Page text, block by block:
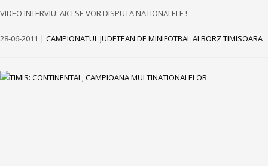
VIDEO INTERVIU: AICI SE VOR DISPUTA NATIONALELE !
28-06-2011 | CAMPIONATUL JUDETEAN DE MINIFOTBAL ALBORZ TIMISOARA